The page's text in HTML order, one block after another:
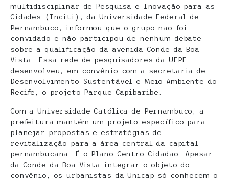
multidisciplinar de Pesquisa e Inovação para as
Cidades (Inciti), da Universidade Federal de
Pernambuco, informou que o grupo não foi
convidado e não participou de nenhum debate
sobre a qualificação da avenida Conde da Boa
Vista. Essa rede de pesquisadores da UFPE
desenvolveu, em convênio com a secretaria de
Desenvolvimento Sustentável e Meio Ambiente do
Recife, o projeto Parque Capibaribe.
Com a Universidade Católica de Pernambuco, a
prefeitura mantém um projeto específico para
planejar propostas e estratégias de
revitalização para a área central da capital
pernambucana. É o Plano Centro Cidadão. Apesar
da Conde da Boa Vista integrar o objeto do
convênio, os urbanistas da Unicap só conhecem o